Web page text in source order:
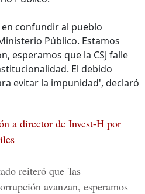
confundir al pueblo
Público. Estamos
esperamos que la CSJ falle
El debido
evitar la impunidad', declaró
a director de Invest-H por
reiteró que 'las
avanzan, esperamos